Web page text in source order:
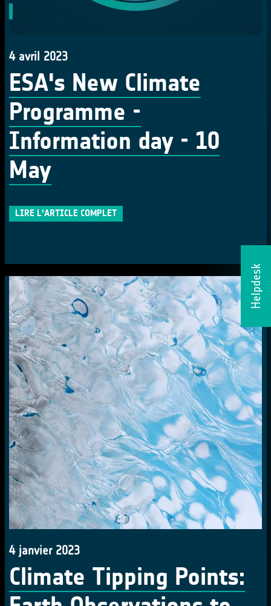
Helpdesk
4 avril 2023
ESA's New Climate
Programme -
Information day - 10
May
LIRE L'ARTICLE COMPLET
4 janvier 2023
Climate Tipping Points: